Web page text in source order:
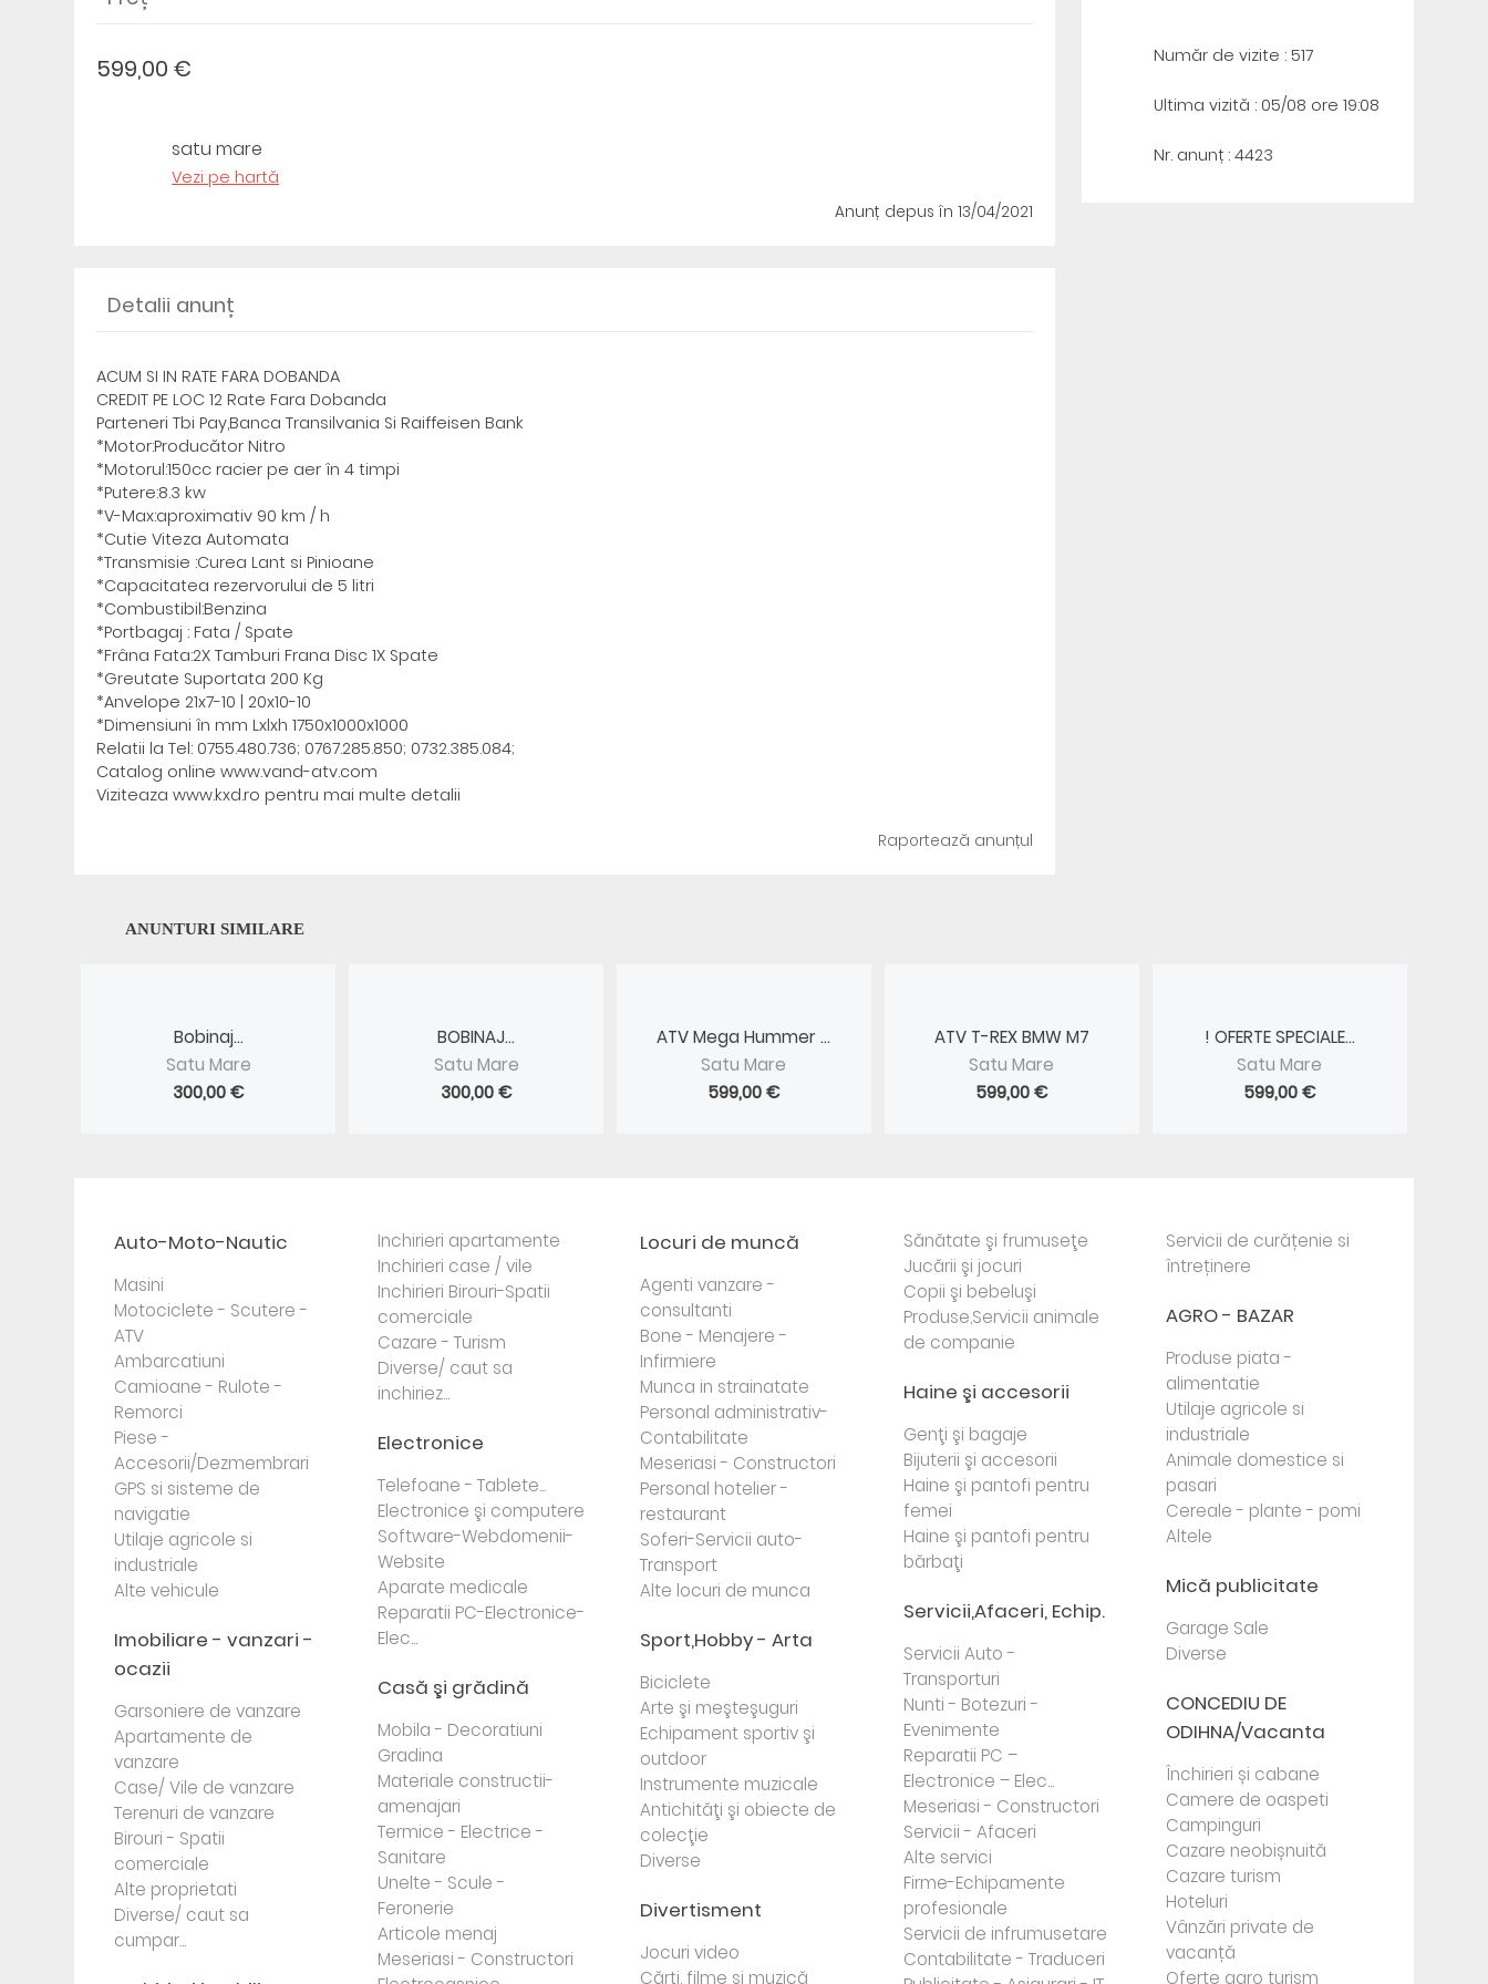
599,00 €
satu mare
Vezi pe hartă
Anunț depus în 13/04/2021
Detalii anunț
ACUM SI IN RATE FARA DOBANDA
CREDIT PE LOC 12 Rate Fara Dobanda
Parteneri Tbi Pay,Banca Transilvania Si Raiffeisen Bank
*Motor:Producător Nitro
*Motorul:150cc racier pe aer în 4 timpi
*Putere:8.3 kw
*V-Max:aproximativ 90 km / h
*Cutie Viteza Automata
*Transmisie :Curea Lant si Pinioane
*Capacitatea rezervorului de 5 litri
*Combustibil:Benzina
*Portbagaj : Fata / Spate
*Frâna Fata:2X Tamburi Frana Disc 1X Spate
*Greutate Suportata 200 Kg
*Anvelope 21x7-10 | 20x10-10
*Dimensiuni în mm Lxlxh 1750x1000x1000
Relatii la Tel: 0755.480.736; 0767.285.850; 0732.385.084;
Catalog online www.vand-atv.com
Viziteaza www.kxd.ro pentru mai multe detalii
Raportează anunțul
Număr de vizite : 517
Ultima vizită : 05/08 ore 19:08
Nr. anunț : 4423
ANUNTURI SIMILARE
Bobinaj...
Satu Mare
300,00 €
BOBINAJ...
Satu Mare
300,00 €
ATV Mega Hummer ...
Satu Mare
599,00 €
ATV T-REX BMW M7
Satu Mare
599,00 €
! OFERTE SPECIALE...
Satu Mare
599,00 €
Auto-Moto-Nautic
Masini
Motociclete - Scutere -
ATV
Ambarcatiuni
Camioane - Rulote -
Remorci
Piese -
Accesorii/Dezmembrari
GPS si sisteme de
navigatie
Utilaje agricole si
industriale
Alte vehicule
Imobiliare - vanzari -
ocazii
Garsoniere de vanzare
Apartamente de
vanzare
Case/ Vile de vanzare
Terenuri de vanzare
Birouri - Spatii
comerciale
Alte proprietati
Diverse/ caut sa
cumpar...
Inchirieri apartamente
Inchirieri case / vile
Inchirieri Birouri-Spatii
comerciale
Cazare - Turism
Diverse/ caut sa
inchiriez...
Electronice
Telefoane - Tablete...
Electronice şi computere
Software-Webdomenii-
Website
Aparate medicale
Reparatii PC-Electronice-
Elec...
Casă şi grădină
Mobila - Decoratiuni
Gradina
Materiale constructii-
amenajari
Termice - Electrice -
Sanitare
Unelte - Scule -
Feronerie
Articole menaj
Meseriasi - Constructori
Locuri de muncă
Agenti vanzare -
consultanti
Bone - Menajere -
Infirmiere
Munca in strainatate
Personal administrativ-
Contabilitate
Meseriasi - Constructori
Personal hotelier -
restaurant
Soferi-Servicii auto-
Transport
Alte locuri de munca
Sport,Hobby - Arta
Biciclete
Arte şi meşteşuguri
Echipament sportiv şi
outdoor
Instrumente muzicale
Antichităţi şi obiecte de
colecţie
Diverse
Divertisment
Jocuri video
Cărţi, filme şi muzică
Sănătate şi frumuseţe
Jucării şi jocuri
Copii şi bebeluşi
Produse,Servicii animale
de companie
Haine şi accesorii
Genţi şi bagaje
Bijuterii şi accesorii
Haine şi pantofi pentru
femei
Haine şi pantofi pentru
bărbaţi
Servicii,Afaceri, Echip.
Servicii Auto -
Transporturi
Nunti - Botezuri -
Evenimente
Reparatii PC –
Electronice – Elec...
Meseriasi - Constructori
Servicii - Afaceri
Alte servici
Firme-Echipamente
profesionale
Servicii de infrumusetare
Contabilitate - Traduceri
Servicii de curățenie si
întreținere
AGRO - BAZAR
Produse piata -
alimentatie
Utilaje agricole si
industriale
Animale domestice si
pasari
Cereale - plante - pomi
Altele
Mică publicitate
Garage Sale
Diverse
CONCEDIU DE
ODIHNA/Vacanta
Închirieri și cabane
Camere de oaspeti
Campinguri
Cazare neobișnuită
Cazare turism
Hoteluri
Vânzări private de
vacanță
Oferte agro turism